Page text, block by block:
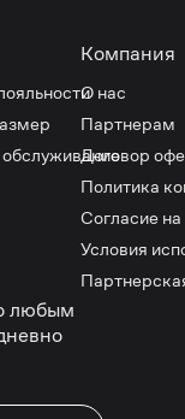
обслуживание
Компания
О нас
Партнерам
Договор
Политика
Согласие
Условия
любым